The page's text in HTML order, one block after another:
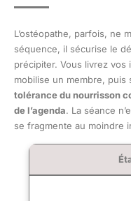
L’ostéopathe, parfois, ne
séquence, il sécurise le
précipiter. Vous livrez
mobilise un membre, puis
tolérance du nourrisson
de l’agenda. La séance
se fragmente au moindre